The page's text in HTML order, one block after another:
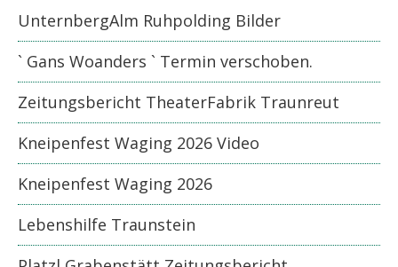
UnternbergAlm Ruhpolding Bilder
` Gans Woanders ` Termin verschoben.
Zeitungsbericht TheaterFabrik Traunreut
Kneipenfest Waging 2026 Video
Kneipenfest Waging 2026
Lebenshilfe Traunstein